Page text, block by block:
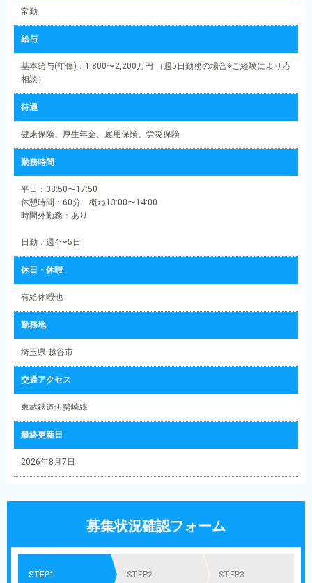
常勤
給与
基本給与(年俸)：1,800〜2,200万円 （週5日勤務の場合※ご経験により応
相談）
待遇
健康保険、厚生年金、雇用保険、労災保険
勤務時間
平日：08:50〜17:50
休憩時間：60分 概ね13:00〜14:00
時間外勤務：あり
日勤：週4〜5日
休日・休暇
有給休暇他
勤務地
埼玉県 越谷市
交通アクセス
東武鉄道伊勢崎線
最終更新日
2026年8月7日
募集状況確認フォーム
STEP1 STEP2 STEP3